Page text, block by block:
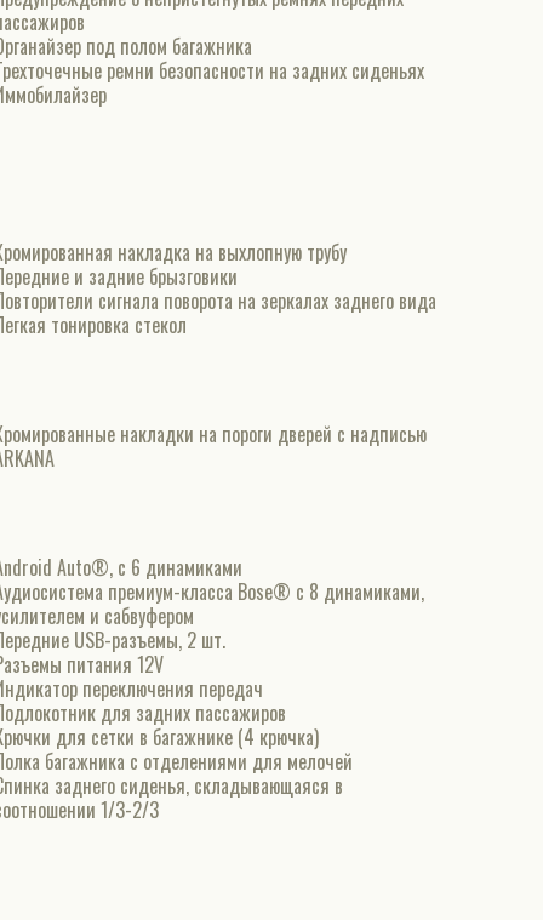
под полом багажника
ремни безопасности на задних сиденьях
накладка на выхлопную трубу
и задние брызговики
сигнала поворота на зеркалах заднего вида
тонировка стекол
накладки на пороги дверей с надписью
Auto®, с 6 динамиками
премиум-класса Bose® с 8 динамиками,
и сабвуфером
USB-разъемы, 2 шт.
питания 12V
переключения передач
для задних пассажиров
для сетки в багажнике (4 крючка)
багажника с отделениями для мелочей
заднего сиденья, складывающаяся в
1/3-2/3